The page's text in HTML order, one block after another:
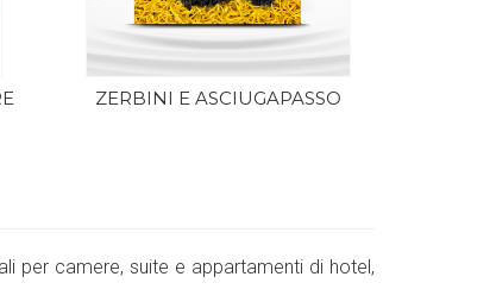
ZERBINI E ASCIUGAPASSO
per camere, suite e appartamenti di hotel,